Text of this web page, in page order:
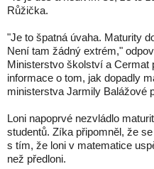
Růžička.
"Je to špatná úvaha. Maturity
Není tam žádný extrém,"
Ministerstvo školství a Cermat
informace o tom, jak dopadly
ministerstva Jarmily Balážové
Loni napoprvé nezvládlo
studentů. Zíka připomněl, že
s tím, že loni v matematice
než předloni.